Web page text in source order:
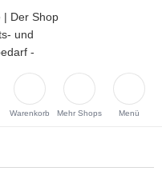
Warenkorb Mehr Shops Menü